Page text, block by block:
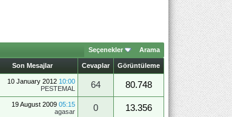
Seçenekler Arama
Son Mesajlar Cevaplar Görüntüleme
10 January 2012 10:00
PESTEMAL
64
80.748
19 August 2009 05:15
agasar
0
13.356